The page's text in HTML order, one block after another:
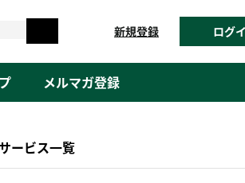
新規登録 ログ
メルマガ登録
ービス一覧